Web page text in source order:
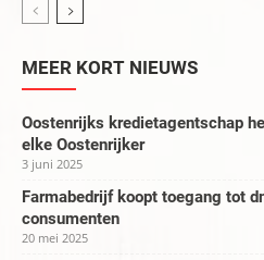
MEER KORT NIEUWS
Oostenrijks kredietagentschap
elke Oostenrijker
3 juni 2025
Farmabedrijf koopt toegang tot
consumenten
20 mei 2025